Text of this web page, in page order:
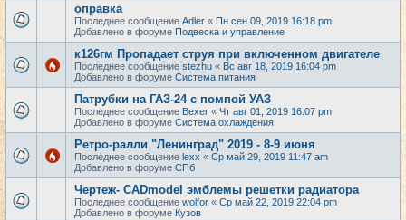
оправка
Последнее сообщение Adler « Пн сен 09, 2019 16:18 pm
Добавлено в форуме Подвеска и управление
к126гм Пропадает струя при включенном двигателе
Последнее сообщение stezhu « Вс авг 18, 2019 16:04 pm
Добавлено в форуме Система питания
Патрубки на ГАЗ-24 с помпой УАЗ
Последнее сообщение Bexer « Чт авг 01, 2019 16:07 pm
Добавлено в форуме Система охлаждения
Ретро-ралли "Ленинград" 2019 - 8-9 июня
Последнее сообщение lexx « Ср май 29, 2019 11:47 am
Добавлено в форуме СПб
Чертеж- CADmodel эмблемы решетки радиатора
Последнее сообщение wolfor « Ср май 22, 2019 22:04 pm
Добавлено в форуме Кузов